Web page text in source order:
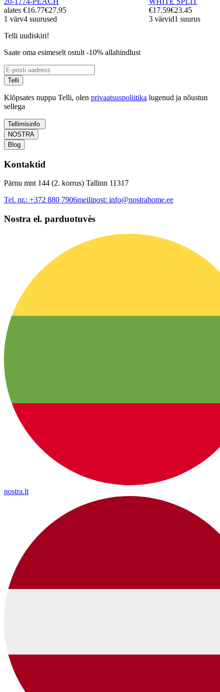
alates €16.77€27.95
1 värv4 suurused
€17.59€23.45
3 värvid1 suurus
Telli uudiskiri!
Saate oma esimeselt ostult -10% allahindlust
Telli
Klõpsates nuppu Telli, olen privaatsuspoliitika lugenud ja nõustun
sellega
Tellimisinfo
NOSTRA
Blog
Kontaktid
Pärnu mnt 144 (2. korrus) Tallinn 11317
Tel. nr.: +372 880 7906meilipost: info@nostrahome.ee
Nostra el. parduotuvės
nostra.lt